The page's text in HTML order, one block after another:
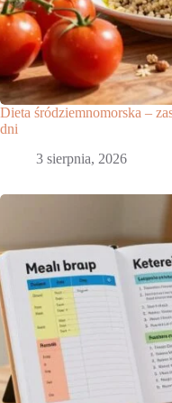
Dieta śródziemnomorska –
dni
3 sierpnia, 2026